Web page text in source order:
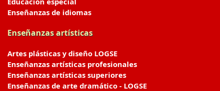
Enseñanzas de idiomas
Enseñanzas artísticas
Artes plásticas y diseño LOGSE
Enseñanzas artísticas profesionales
Enseñanzas artísticas superiores
Enseñanzas de arte dramático - LOGSE